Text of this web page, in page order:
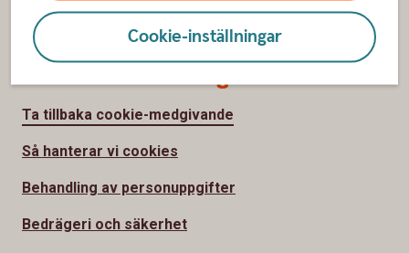
Cookie-inställningar
Jobba hososs
Säkerhet och integritet
Ta tillbaka cookie-medgivande
Så hanterar vi cookies
Behandling av personuppgifter
Bedrägeri och säkerhet